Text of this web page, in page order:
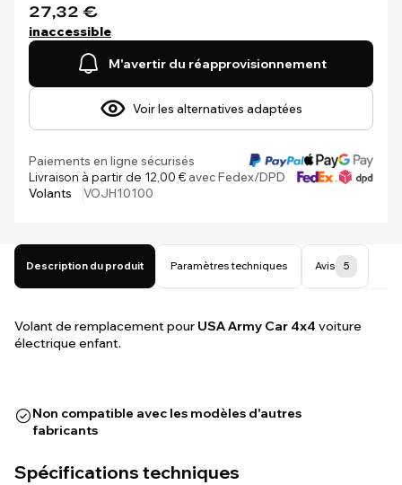
27,32 €
inaccessible
M'avertir du réapprovisionnement
Voir les alternatives adaptées
Paiements en ligne sécurisés
Livraison à partir de 12,00 €avec Fedex/DPD
Volants
VOJH10100
Description du produit Paramètres techniques Avis 5
Volant de remplacement pour USA Army Car 4x4 voiture
électrique enfant.
Non compatible avec les modèles d'autres
fabricants
Spécifications techniques